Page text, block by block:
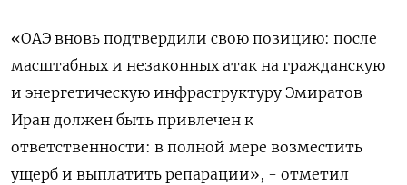
«ОАЭ вновь подтвердили ‌свою позицию: после
масштабных и незаконных атак на гражданскую
и энергетическую инфраструктуру Эмиратов
Иран должен быть привлечен ​к
ответственности: в ​полной мере возместить
‌ущерб и выплатить репарации», - отметил